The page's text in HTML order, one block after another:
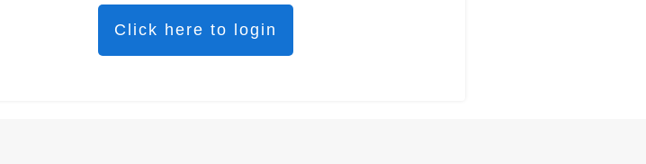
Click here to login